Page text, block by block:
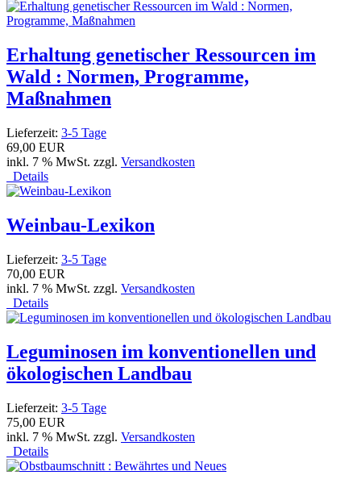
Erhaltung genetischer Ressourcen im
Wald : Normen, Programme,
Maßnahmen
Lieferzeit: 3-5 Tage
69,00 EUR
inkl. 7 % MwSt. zzgl. Versandkosten
Details
Weinbau-Lexikon
Lieferzeit: 3-5 Tage
70,00 EUR
inkl. 7 % MwSt. zzgl. Versandkosten
Details
Leguminosen im konventionellen und
ökologischen Landbau
Lieferzeit: 3-5 Tage
75,00 EUR
inkl. 7 % MwSt. zzgl. Versandkosten
Details